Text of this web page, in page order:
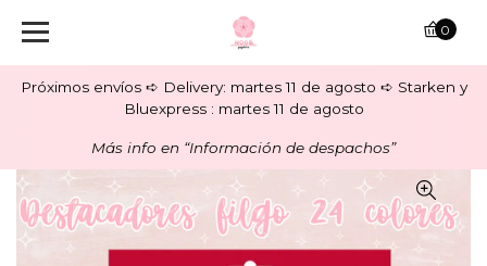
Próximos envíos ➪ Delivery: martes 11 de agosto ➪ Starken y
Bluexpress : martes 11 de agosto
Más info en “Información de despachos”
0